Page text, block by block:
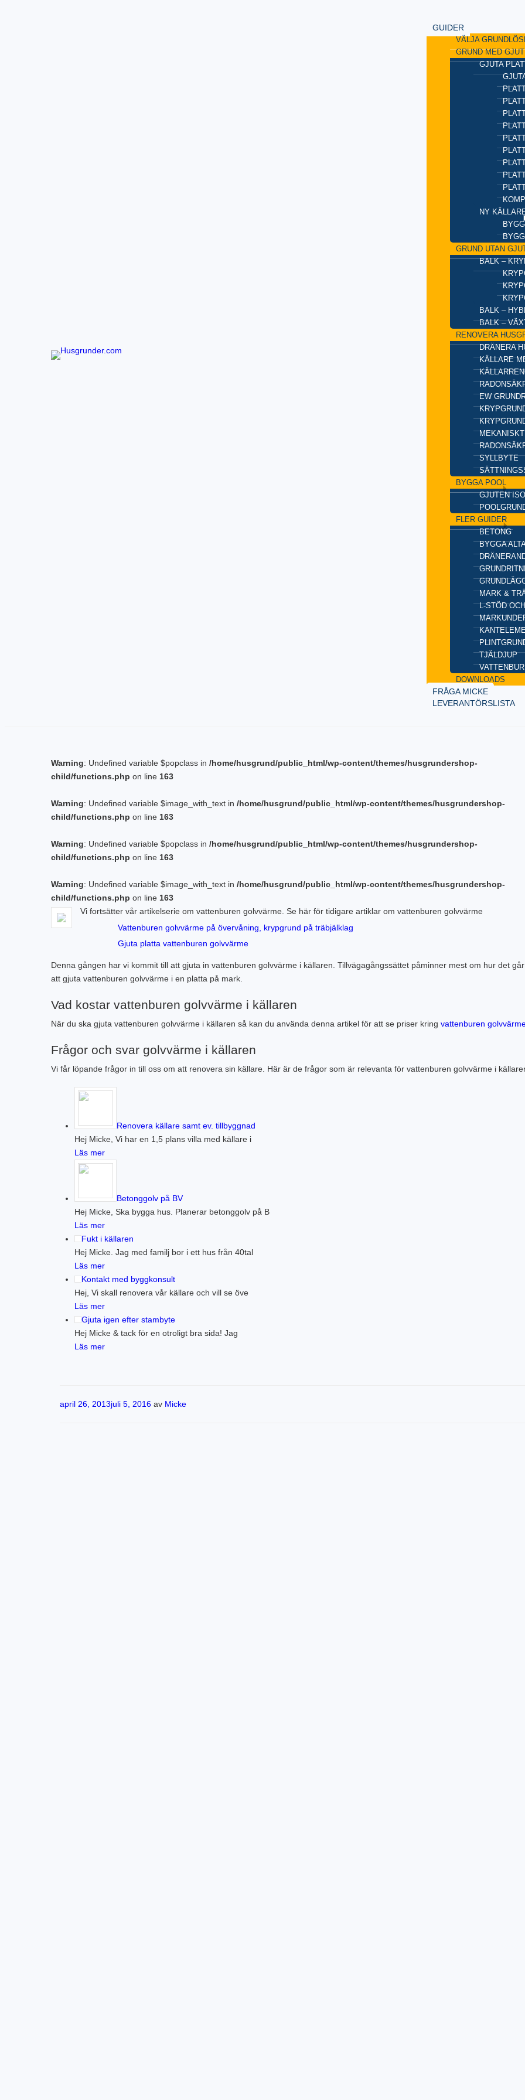
GUIDER
VÄLJA
GRUND MED
GJUTA
NY
GRUND UTAN
BALK –
BALK –
BALK –
RENOVERA
DRÄNERA
KÄLLARE
EW
SYLLBYTE
BYGGA POOL
GJUTEN
FLER GUIDER
BETONG
BYGGA
MARK &
L-STÖD
TJÄLDJUP
DOWNLOADS
FRÅGA MICKE
LEVERANTÖRSLISTA
Warning: Undefined variable $popclass in /home/husgrund/public_html/wp-content/themes/husgrundershop-
child/functions.php on line 163
Warning: Undefined variable $image_with_text in /home/husgrund/public_html/wp-content/themes/husgrundershop-
child/functions.php on line 163
Warning: Undefined variable $popclass in /home/husgrund/public_html/wp-content/themes/husgrundershop-
child/functions.php on line 163
Warning: Undefined variable $image_with_text in /home/husgrund/public_html/wp-content/themes/husgrundershop-
child/functions.php on line 163
Vi fortsätter vår artikelserie om vattenburen golvvärme. Se här för tidigare artiklar om vattenburen golvvärme
Vattenburen golvvärme på övervåning, krypgrund på träbjälklag
Gjuta platta vattenburen golvvärme
Denna gången har vi kommit till att gjuta in vattenburen golvvärme i källaren. Tillvägagångssättet påminner mest om hur det
att gjuta vattenburen golvvärme i en platta på mark.
Vad kostar vattenburen golvvärme i källaren
När du ska gjuta vattenburen golvvärme i källaren så kan du använda denna artikel för att se priser kring vattenburen
Frågor och svar golvvärme i källaren
Vi får löpande frågor in till oss om att renovera sin källare. Här är de frågor som är relevanta för vattenburen golvvärme i
Renovera källare samt ev. tillbyggnad
Hej Micke, Vi har en 1,5 plans villa med källare i
Läs mer
Betonggolv på BV
Hej Micke, Ska bygga hus. Planerar betonggolv på B
Läs mer
Fukt i källaren
Hej Micke. Jag med familj bor i ett hus från 40tal
Läs mer
Kontakt med byggkonsult
Hej, Vi skall renovera vår källare och vill se öve
Läs mer
Gjuta igen efter stambyte
Hej Micke & tack för en otroligt bra sida! Jag
Läs mer
Publicerat
april 26, 2013juli 5, 2016 av Micke